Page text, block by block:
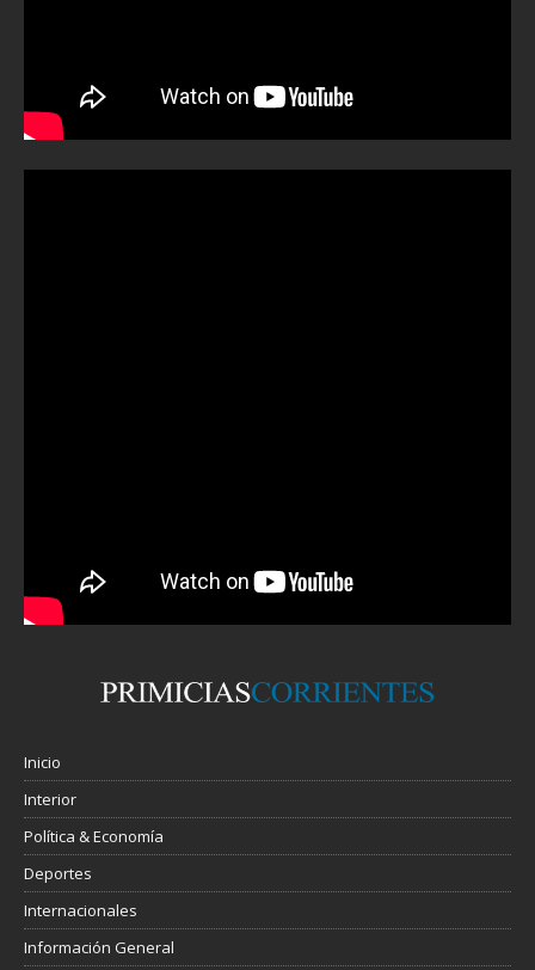
Inicio
Interior
Política & Economía
Deportes
Internacionales
Información General